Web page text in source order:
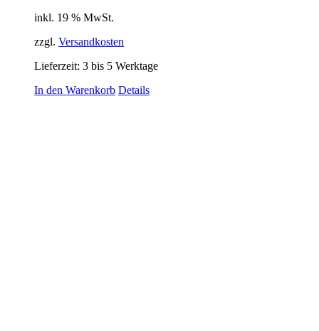
inkl. 19 % MwSt.
zzgl. Versandkosten
Lieferzeit: 3 bis 5 Werktage
In den Warenkorb Details